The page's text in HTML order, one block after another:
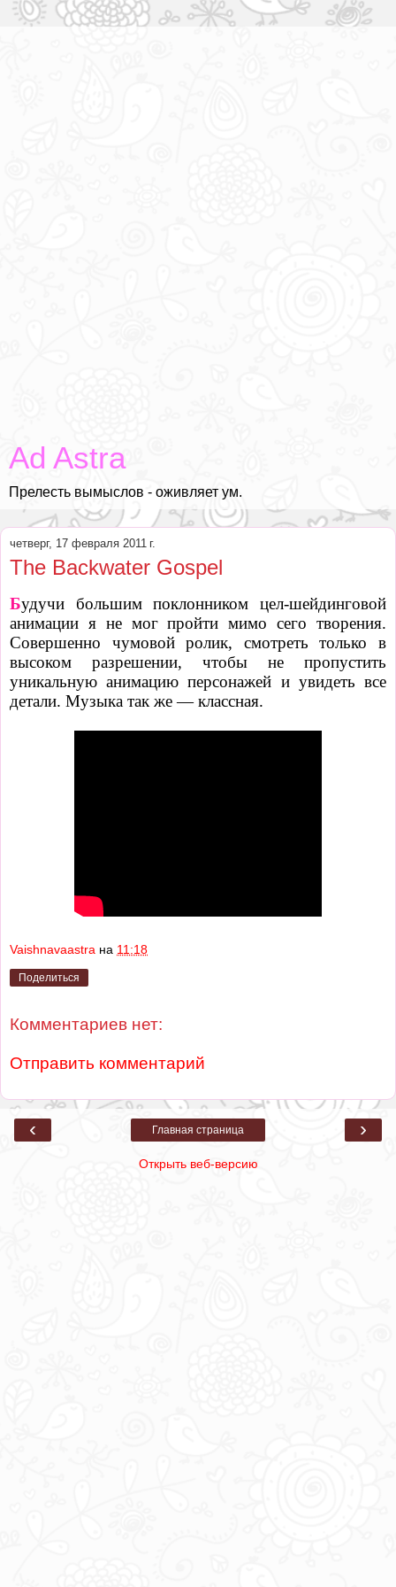
Ad Astra
Прелесть вымыслов - оживляет ум.
четверг, 17 февраля 2011 г.
The Backwater Gospel
Будучи большим поклонником цел-шейдинговой
анимации я не мог пройти мимо сего творения.
Совершенно чумовой ролик, смотреть только в
высоком разрешении, чтобы не пропустить
уникальную анимацию персонажей и увидеть все
детали. Музыка так же—классная.
Vaishnavaastra на 11:18
Поделиться
Комментариев нет:
Отправить комментарий
‹ ›
Главная страница
Открыть веб-версию